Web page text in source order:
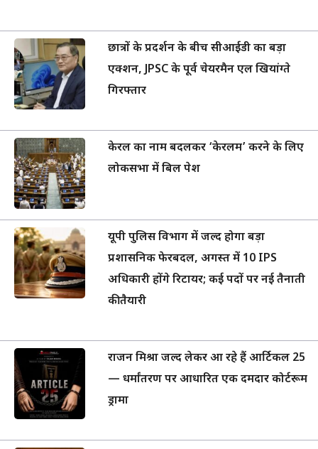
छात्रों के प्रदर्शन के बीच सीआईडी का बड़ा
एक्शन, JPSC के पूर्व चेयरमैन एल खियांग्ते
गिरफ्तार
केरल का नाम बदलकर ‘केरलम’ करने के लिए
लोकसभा में बिल पेश
यूपी पुलिस विभाग में जल्द होगा बड़ा
प्रशासनिक फेरबदल, अगस्त में 10 IPS
अधिकारी होंगे रिटायर; कई पदों पर नई तैनाती
की तैयारी
राजन मिश्रा जल्द लेकर आ रहे हैं आर्टिकल 25
— धर्मांतरण पर आधारित एक दमदार कोर्टरूम
ड्रामा